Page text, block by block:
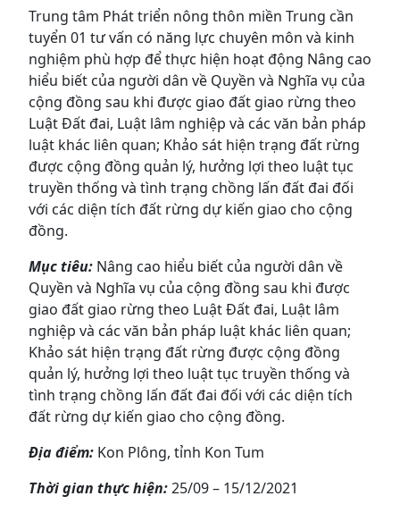
Trung tâm Phát triển nông thôn miền Trung cần
tuyển 01 tư vấn có năng lực chuyên môn và kinh
nghiệm phù hợp để thực hiện hoạt động Nâng cao
hiểu biết của người dân về Quyền và Nghĩa vụ của
cộng đồng sau khi được giao đất giao rừng theo
Luật Đất đai, Luật lâm nghiệp và các văn bản pháp
luật khác liên quan; Khảo sát hiện trạng đất rừng
được cộng đồng quản lý, hưởng lợi theo luật tục
truyền thống và tình trạng chồng lấn đất đai đối
với các diện tích đất rừng dự kiến giao cho cộng
đồng.
Mục tiêu: Nâng cao hiểu biết của người dân về
Quyền và Nghĩa vụ của cộng đồng sau khi được
giao đất giao rừng theo Luật Đất đai, Luật lâm
nghiệp và các văn bản pháp luật khác liên quan;
Khảo sát hiện trạng đất rừng được cộng đồng
quản lý, hưởng lợi theo luật tục truyền thống và
tình trạng chồng lấn đất đai đối với các diện tích
đất rừng dự kiến giao cho cộng đồng.
Địa điểm: Kon Plông, tỉnh Kon Tum
Thời gian thực hiện:25/09 – 15/12/2021